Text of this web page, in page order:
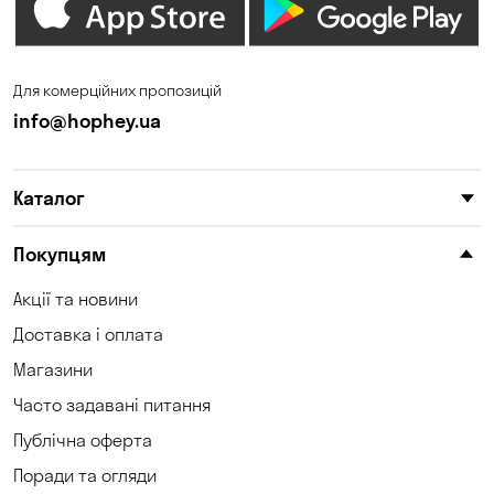
Дніпро Зазим’є
Кам'янське
Котівка
Кошари
Крюківщина
Для комерційних пропозицій
info@hophey.ua
Каталог
Покупцям
Акції та новини
Доставка і оплата
Магазини
Часто задавані питання
Публічна оферта
Поради та огляди